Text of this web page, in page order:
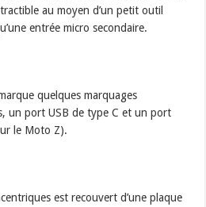
au moyen d’un petit outil
entrée micro secondaire.
quelques marquages
un port USB de type C et un port
le Moto Z).
est recouvert d’une plaque